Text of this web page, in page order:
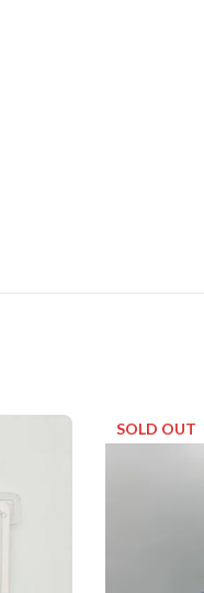
SOLD OUT